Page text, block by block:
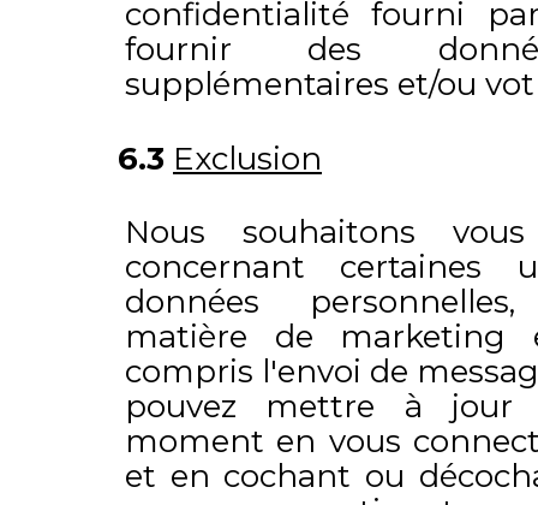
confidentialité fourni
fournir des
supplémentaires et/ou
6.3 Exclusion
Nous souhaitons
concernant certaines
données
matière de
compris l'envoi de
pouvez mettre à
moment en vous
et en cochant ou